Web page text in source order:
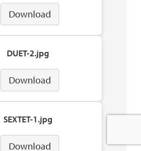
Download
DUET-2.jpg
Download
SEXTET-1.jpg
Download